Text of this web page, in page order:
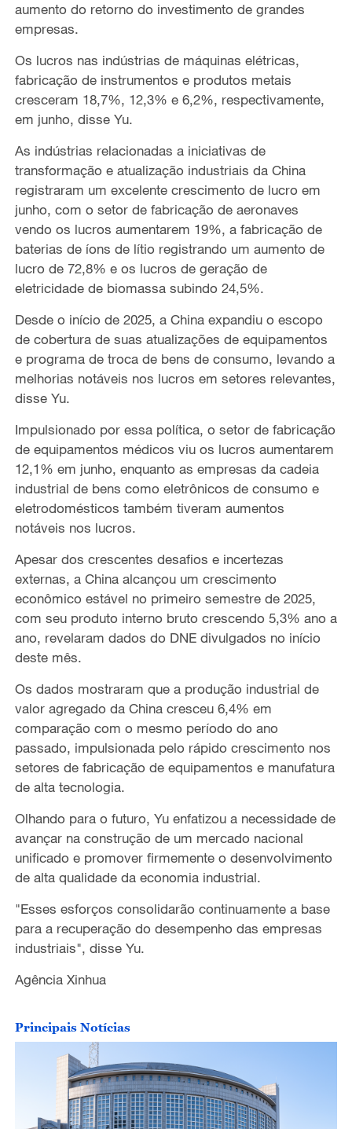
aumento do retorno do investimento de grandes
empresas.
Os lucros nas indústrias de máquinas elétricas,
fabricação de instrumentos e produtos metais
cresceram 18,7%, 12,3% e 6,2%, respectivamente,
em junho, disse Yu.
As indústrias relacionadas a iniciativas de
transformação e atualização industriais da China
registraram um excelente crescimento de lucro em
junho, com o setor de fabricação de aeronaves
vendo os lucros aumentarem 19%, a fabricação de
baterias de íons de lítio registrando um aumento de
lucro de 72,8% e os lucros de geração de
eletricidade de biomassa subindo 24,5%.
Desde o início de 2025, a China expandiu o escopo
de cobertura de suas atualizações de equipamentos
e programa de troca de bens de consumo, levando a
melhorias notáveis nos lucros em setores relevantes,
disse Yu.
Impulsionado por essa política, o setor de fabricação
de equipamentos médicos viu os lucros aumentarem
12,1% em junho, enquanto as empresas da cadeia
industrial de bens como eletrônicos de consumo e
eletrodomésticos também tiveram aumentos
notáveis nos lucros.
Apesar dos crescentes desafios e incertezas
externas, a China alcançou um crescimento
econômico estável no primeiro semestre de 2025,
com seu produto interno bruto crescendo 5,3% ano a
ano, revelaram dados do DNE divulgados no início
deste mês.
Os dados mostraram que a produção industrial de
valor agregado da China cresceu 6,4% em
comparação com o mesmo período do ano
passado, impulsionada pelo rápido crescimento nos
setores de fabricação de equipamentos e manufatura
de alta tecnologia.
Olhando para o futuro, Yu enfatizou a necessidade de
avançar na construção de um mercado nacional
unificado e promover firmemente o desenvolvimento
de alta qualidade da economia industrial.
"Esses esforços consolidarão continuamente a base
para a recuperação do desempenho das empresas
industriais", disse Yu.
Agência Xinhua
Principais Notícias